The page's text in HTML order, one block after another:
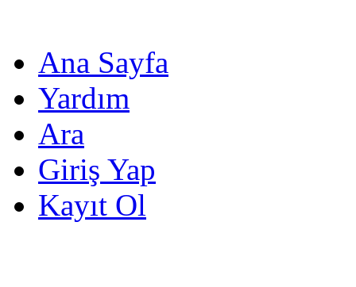
Ana Sayfa
Yardım
Ara
Giriş Yap
Kayıt Ol